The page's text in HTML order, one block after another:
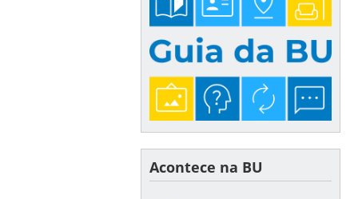
Acontece na BU